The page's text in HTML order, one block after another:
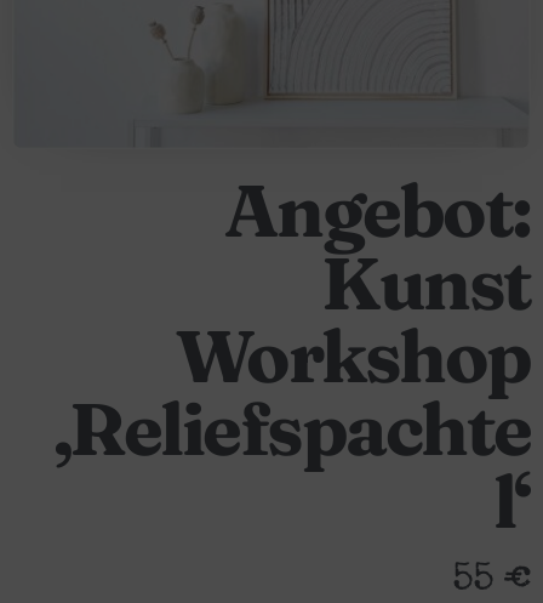
Angebot:
Kunst
Workshop
‚Reliefspachte
l‘
55 €